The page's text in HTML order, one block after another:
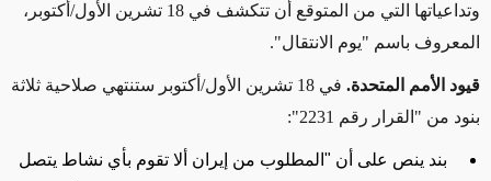
وتداعياتها التي من المتوقع أن تتكشف في 18 تشرين الأول/أكتوبر،
المعروف باسم "يوم الانتقال".
قيود الأمم المتحدة.
في 18 تشرين الأول/أكتوبر ستنتهي صلاحية ثلاثة
بنود من "القرار رقم 2231":
بند ينص على أن "المطلوب من إيران ألا تقوم بأي نشاط يتصل